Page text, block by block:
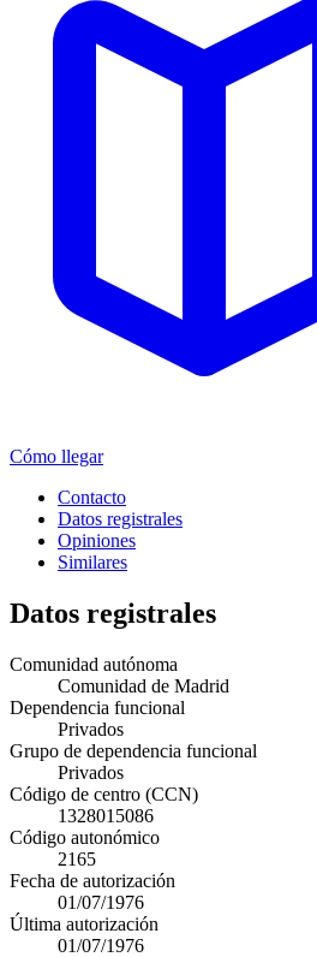
Cómo llegar
Contacto
Datos registrales
Opiniones
Similares
Datos registrales
Comunidad autónoma
Comunidad de Madrid
Dependencia funcional
Privados
Grupo de dependencia funcional
Privados
Código de centro (CCN)
1328015086
Código autonómico
2165
Fecha de autorización
01/07/1976
Última autorización
01/07/1976